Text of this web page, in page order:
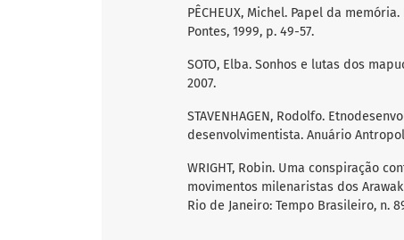
PÊCHEUX, Michel. Papel da
Pontes, 1999, p. 49-57.
SOTO, Elba. Sonhos e lutas dos
2007.
STAVENHAGEN, Rodolfo.
desenvolvimentista. Anuário
WRIGHT, Robin. Uma conspiração
movimentos milenaristas dos
Rio de Janeiro: Tempo Brasileiro, n.